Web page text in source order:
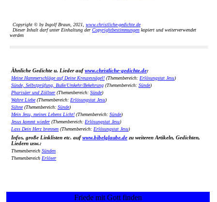
Copyright © by Ingolf Braun, 2021, www.christliche-gedichte.de
Dieser Inhalt darf unter Einhaltung der Copyrightbestimmungen kopiert und weiterverwendet
werden
Ähnliche Gedichte u. Lieder aufwww.christliche-gedichte.de:
Meine Hammerschläge auf Deine Kreuzesnägel! (Themenbereich: Erlösungstat Jesu)
Sünde, Selbstprüfung, Buße/Umkehr/Bekehrung (Themenbereich: Sünde)
Pharisäer und Zöllner (Themenbereich: Sünde)
Wahre Liebe(Themenbereich: Erlösungstat Jesu)
Sühne(Themenbereich: Sünde)
Mein Jesu, meines Lebens Licht! (Themenbereich: Sünde)
Jesus kommt wieder (Themenbereich: Erlösungstat Jesu)
Lass Dein Herz brennen (Themenbereich: Erlösungstat Jesu)
Infos, große Linklisten etc. aufwww.bibelglaube.de zu weiteren Artikeln, Gedichten,
Liedern usw.:
Themenbereich Sünden
Themenbereich Erlöser
Friede mit Gott finden